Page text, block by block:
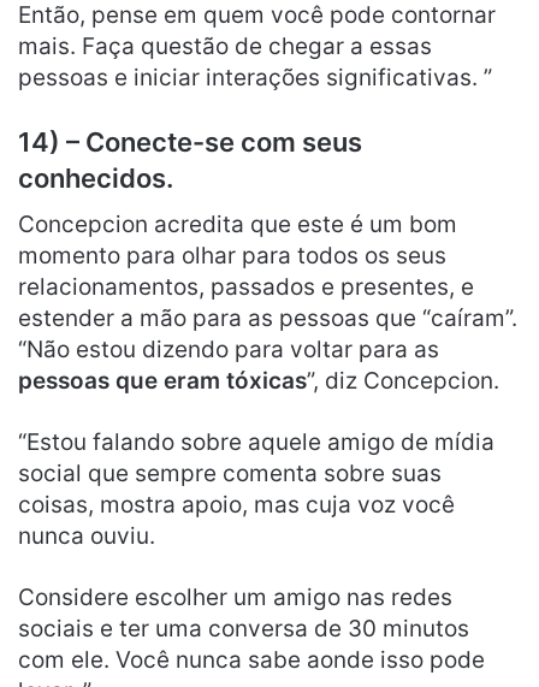
Então, pense em quem você pode contornar
mais. Faça questão de chegar a essas
pessoas e iniciar interações significativas. ”
14) – Conecte-se com seus
conhecidos.
Concepcion acredita que este é um bom
momento para olhar para todos os seus
relacionamentos, passados ​​e presentes, e
estender a mão para as pessoas que “caíram”.
“Não estou dizendo para voltar para as
pessoas que eram tóxicas”, diz Concepcion.
“Estou falando sobre aquele amigo de mídia
social que sempre comenta sobre suas
coisas, mostra apoio, mas cuja voz você
nunca ouviu.
Considere escolher um amigo nas redes
sociais e ter uma conversa de 30 minutos
com ele. Você nunca sabe aonde isso pode